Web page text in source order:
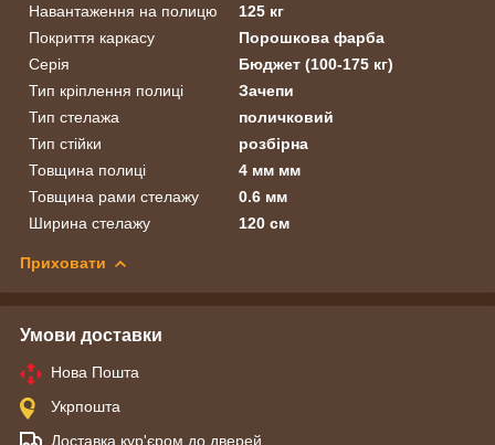
Навантаження на полицю
125 кг
Покриття каркасу
Порошкова фарба
Серія
Бюджет (100-175 кг)
Тип кріплення полиці
Зачепи
Тип стелажа
поличковий
Тип стійки
розбірна
Товщина полиці
4 мм мм
Товщина рами стелажу
0.6 мм
Ширина стелажу
120 см
Приховати
Умови доставки
Нова Пошта
Укрпошта
Доставка кур'єром до дверей